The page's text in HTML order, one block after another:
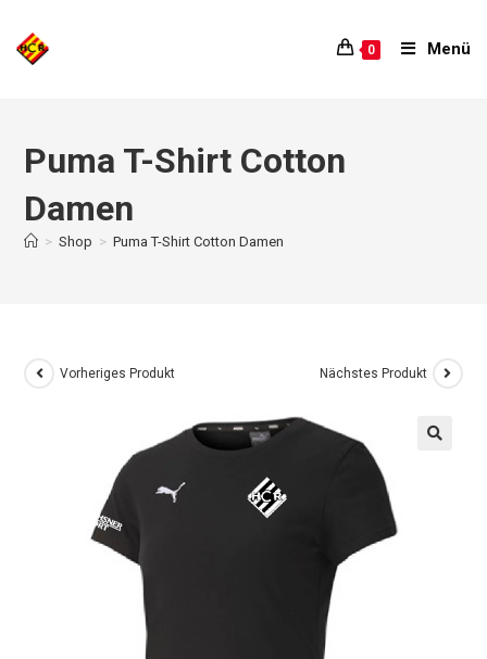
0 Menü
Puma T-Shirt Cotton
Damen
> Shop > Puma T-Shirt Cotton Damen
Vorheriges Produkt Nächstes Produkt